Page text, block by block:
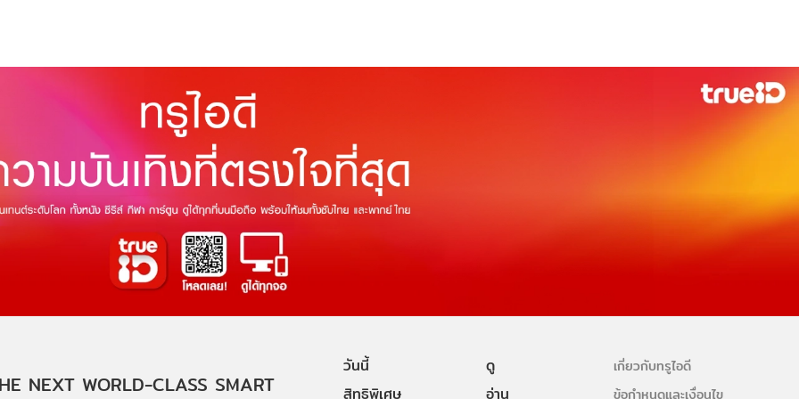
NEXT WORLD-CLASS SMART
วันนี้
ดู
สิทธิพิเศษ
อ่าน
เกี่ยวกับทรูไอดี
ข้อกำหนดและเงื่อนไข